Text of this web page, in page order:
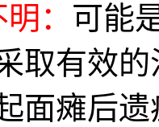
： 可能
取有效
面瘫后遗